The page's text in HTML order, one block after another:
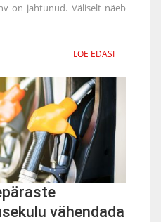
on jahtunud. Väliselt näeb
LOE EDASI
vähendada